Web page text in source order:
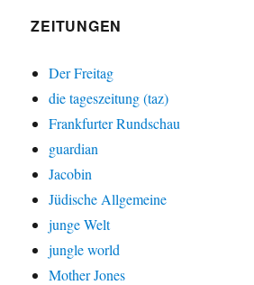
ZEITUNGEN
Der Freitag
die tageszeitung (taz)
Frankfurter Rundschau
guardian
Jacobin
Jüdische Allgemeine
junge Welt
jungle world
Mother Jones